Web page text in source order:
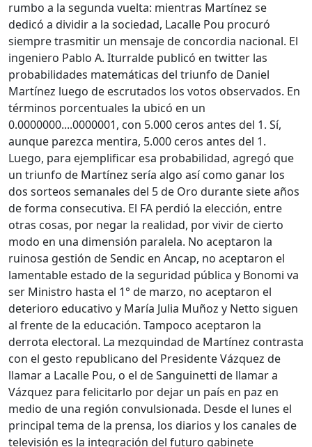
rumbo a la segunda vuelta: mientras Martínez se
dedicó a dividir a la sociedad, Lacalle Pou procuró
siempre trasmitir un mensaje de concordia nacional. El
ingeniero Pablo A. Iturralde publicó en twitter las
probabilidades matemáticas del triunfo de Daniel
Martínez luego de escrutados los votos observados. En
términos porcentuales la ubicó en un
0.0000000....0000001, con 5.000 ceros antes del 1. Sí,
aunque parezca mentira, 5.000 ceros antes del 1.
Luego, para ejemplificar esa probabilidad, agregó que
un triunfo de Martínez sería algo así como ganar los
dos sorteos semanales del 5 de Oro durante siete años
de forma consecutiva. El FA perdió la elección, entre
otras cosas, por negar la realidad, por vivir de cierto
modo en una dimensión paralela. No aceptaron la
ruinosa gestión de Sendic en Ancap, no aceptaron el
lamentable estado de la seguridad pública y Bonomi va
ser Ministro hasta el 1° de marzo, no aceptaron el
deterioro educativo y María Julia Muñoz y Netto siguen
al frente de la educación. Tampoco aceptaron la
derrota electoral. La mezquindad de Martínez contrasta
con el gesto republicano del Presidente Vázquez de
llamar a Lacalle Pou, o el de Sanguinetti de llamar a
Vázquez para felicitarlo por dejar un país en paz en
medio de una región convulsionada. Desde el lunes el
principal tema de la prensa, los diarios y los canales de
televisión es la integración del futuro gabinete